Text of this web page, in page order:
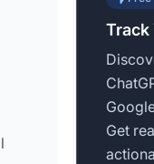
Track
Get